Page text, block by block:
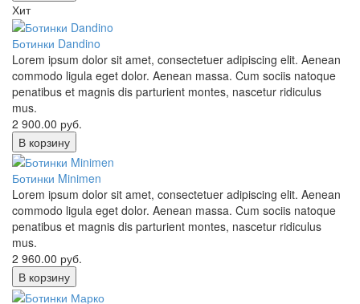
Хит
Ботинки Dandino
Lorem ipsum dolor sit amet, consectetuer adipiscing elit. Aenean
commodo ligula eget dolor. Aenean massa. Cum sociis natoque
penatibus et magnis dis parturient montes, nascetur ridiculus
mus.
2 900.00 руб.
В корзину
Ботинки Minimen
Lorem ipsum dolor sit amet, consectetuer adipiscing elit. Aenean
commodo ligula eget dolor. Aenean massa. Cum sociis natoque
penatibus et magnis dis parturient montes, nascetur ridiculus
mus.
2 960.00 руб.
В корзину